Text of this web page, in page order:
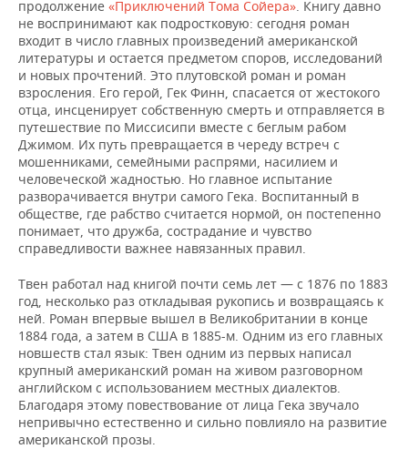
продолжение «Приключений Тома Сойера» . Книгу давно
не воспринимают как подростковую: сегодня роман
входит в число главных произведений американской
литературы и остается предметом споров, исследований
и новых прочтений. Это плутовской роман и роман
взросления. Его герой, Гек Финн, спасается от жестокого
отца, инсценирует собственную смерть и отправляется в
путешествие по Миссисипи вместе с беглым рабом
Джимом. Их путь превращается в череду встреч с
мошенниками, семейными распрями, насилием и
человеческой жадностью. Но главное испытание
разворачивается внутри самого Гека. Воспитанный в
обществе, где рабство считается нормой, он постепенно
понимает, что дружба, сострадание и чувство
справедливости важнее навязанных правил.
Твен работал над книгой почти семь лет — с 1876 по 1883
год, несколько раз откладывая рукопись и возвращаясь к
ней. Роман впервые вышел в Великобритании в конце
1884 года, а затем в США в 1885-м. Одним из его главных
новшеств стал язык: Твен одним из первых написал
крупный американский роман на живом разговорном
английском с использованием местных диалектов.
Благодаря этому повествование от лица Гека звучало
непривычно естественно и сильно повлияло на развитие
американской прозы.